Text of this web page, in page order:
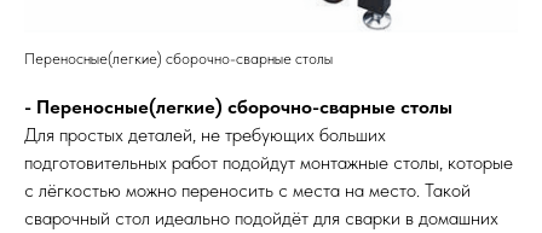
Переносные(легкие) сборочно-сварные столы
- Переносные(легкие) сборочно-сварные столы
Для простых деталей, не требующих больших
подготовительных работ подойдут монтажные столы, которые
с лёгкостью можно переносить с места на место. Такой
сварочный стол идеально подойдёт для сварки в домашних